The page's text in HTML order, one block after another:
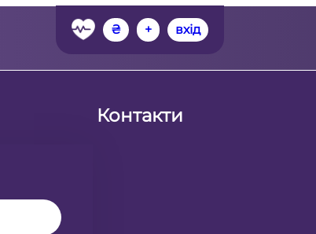
₴ + вхід
Контакти